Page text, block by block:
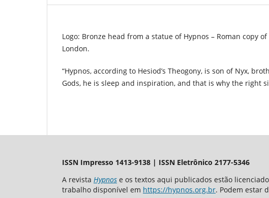
Logo: Bronze head from a statue of Hypnos – Roman copy
London.
“Hypnos, according to Hesiod’s Theogony, is son of Nyx,
Gods, he is sleep and inspiration, and that is why the right
ISSN Impresso 1413-9138 | ISSN Eletrônico 2177-5346
A revista Hypnos e os textos aqui publicados estão
trabalho disponível em https://hypnos.org.br. Podem estar